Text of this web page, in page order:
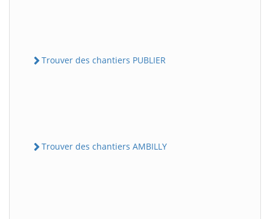
Trouver des chantiers PUBLIER
Trouver des chantiers AMBILLY